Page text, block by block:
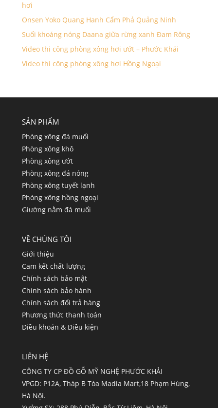
hơi
Onsen Yoko Quang Hanh Cẩm Phả Quảng Ninh
Suối khoáng nóng Daana giữa rừng xanh Đam Rông
Video thi công phòng xông hơi ướt – Phước Khải
Video thi công phòng xông hơi Hồng Ngoại
SẢN PHẨM
Phòng xông đá muối
Phòng xông khô
Phòng xông ướt
Phòng xông đá nóng
Phòng xông tuyết lạnh
Phòng xông hồng ngoại
Giường nằm đá muối
VỀ CHÚNG TÔI
Giới thiệu
Cam kết chất lượng
Chính sách bảo mật
Chính sách bảo hành
Chính sách đổi trả hàng
Phương thức thanh toán
Điều khoản & Điều kiện
LIÊN HỆ
CÔNG TY CP ĐỒ GỖ MỸ NGHỆ PHƯỚC KHẢI
VPGD: P12A, Tháp B Tòa Madia Mart,18 Phạm Hùng,
Hà Nội.